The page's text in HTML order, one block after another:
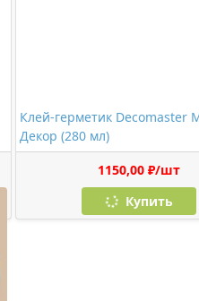
Клей-герметик Decomaster
Декор (280 мл)
1150,00 ₽/шт
Купить